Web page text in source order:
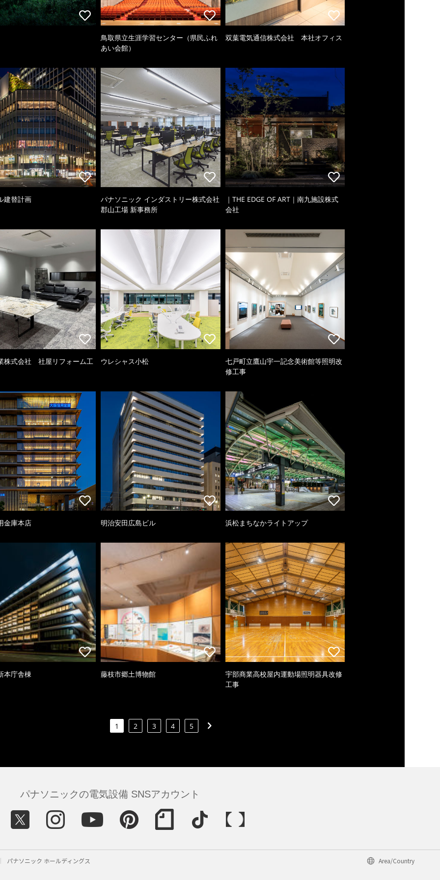
鳥取県立生涯学習センター（県民ふれ
あい会館）
双葉電気通信株式会社 本社オフィス
建替計画
パナソニック インダストリー株式会社
郡山工場 新事務所
｜THE EDGE OF ART｜南九施設株式
会社
株式会社 社屋リフォーム工 ウレシャス小松
七戸町立鷹山宇一記念美術館等照明改
修工事
金庫本店 明治安田広島ビル 浜松まちなかライトアップ
本庁舎棟 藤枝市郷土博物館
宇部商業高校屋内運動場照明器具改修
工事
1 2 3 4 5
パナソニックの電気設備 SNSアカウント
パナソニック ホールディングス Area/Country